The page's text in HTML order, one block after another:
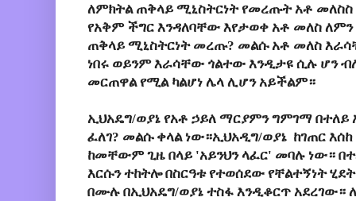
ለምክትል ጠቅላይ ሚኒስትርነት የመረጡት አቶ መለስስ
የአቅም ችግር እንዳለባቸው እየታወቀ አቶ መለስ ለምን
ጠቅላይ ሚኒስትርነት መረጡ? መልሱ አቶ መለስ
ነበሩ ወይንም እራሳቸው ጎልተው እንዲታዩ ሲሉ ሆን
መርጠዋል የሚል ካልሆነ ሌላ ሊሆን አይችልም።
ኢህአዴግ/ወያኔ የአቶ ኃይለ ማርያምን ግምገማ በተለይ
ፈለገ? መልሱ ቀላል ነው።ኢህአዲግ/ወያኔ ከገጠር
ከመቸውም ጊዜ በላይ 'አይንህን ላፈር' መባሉ ነው።
እርሱን ተከትሎ በስርዓቱ የተወሰደው የቸልተኝነት
በሙሉ በኢህአዴግ/ወያኔ ተስፋ እንዲቆርጥ አደረገው።